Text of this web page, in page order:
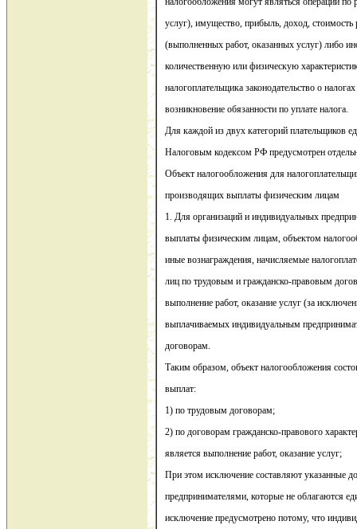
услуг), имущество, прибыль, доход, стоимость
(выполненных работ, оказанных услуг) либо
количественную или физическую
налогоплательщика законодательство о
возникновение обязанности по уплате налога.
Для каждой из двух категорий плательщиков
Налоговым кодексом РФ предусмотрен
Объект налогообложения для
производящих выплаты физическим лицам
1. Для организаций и индивидуальных
выплаты физическим лицам, объектом
иные вознаграждения, начисляемые
лиц по трудовым и гражданско-правовым
выполнение работ, оказание услуг (за
выплачиваемых индивидуальным
договорам.
Таким образом, объект налогообложения
выплат:
1) по трудовым договорам;
2) по договорам гражданско-правового
является выполнение работ, оказание услуг;
При этом исключение составляют указанные
предпринимателями, которые не облагаются
исключение предусмотрено потому, что